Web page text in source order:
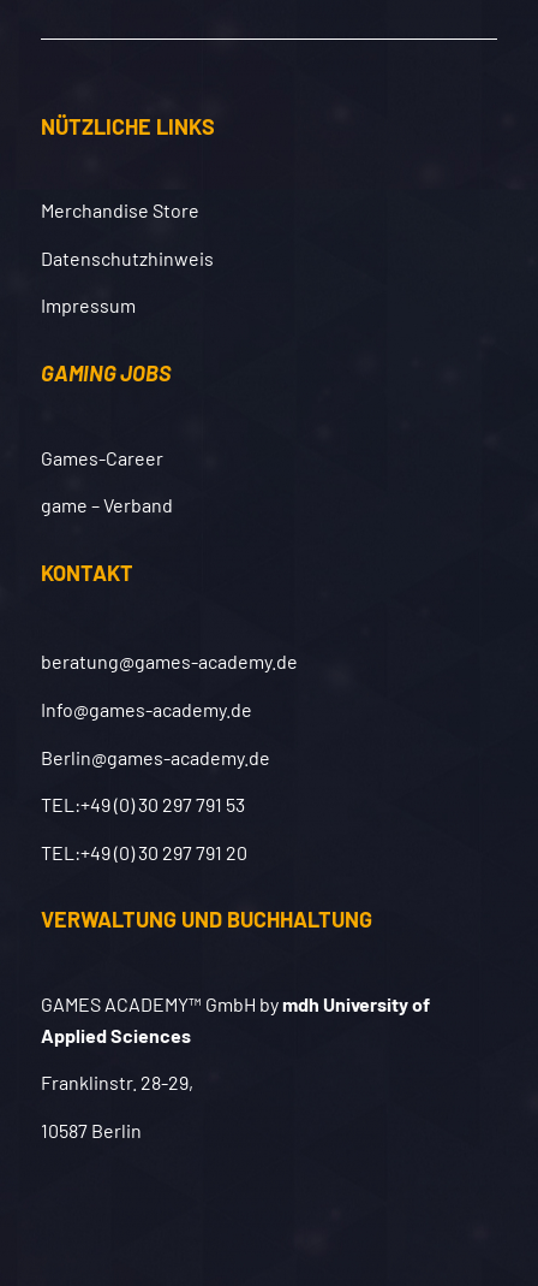
NÜTZLICHE LINKS
Merchandise Store
Datenschutzhinweis
Impressum
GAMING JOBS
Games-Career
game – Verband
KONTAKT
beratung@games-academy.de
Info@games-academy.de
Berlin@games-academy.de
TEL:+49 (0) 30 297 791 53
TEL:+49 (0) 30 297 791 20
VERWALTUNG UND BUCHHALTUNG
GAMES ACADEMY™ GmbH bymdh University of
Applied Sciences
Franklinstr. 28-29,
10587 Berlin